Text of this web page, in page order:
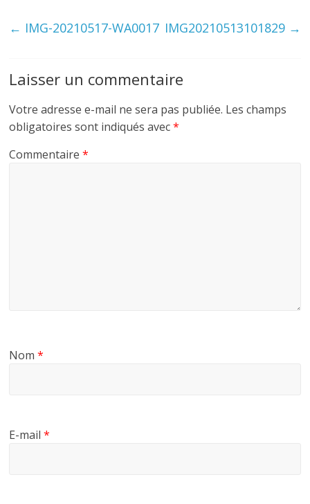
← IMG-20210517-WA0017 IMG20210513101829 →
Laisser un commentaire
Votre adresse e-mail ne sera pas publiée. Les champs
obligatoires sont indiqués avec*
Commentaire*
Nom*
E-mail*